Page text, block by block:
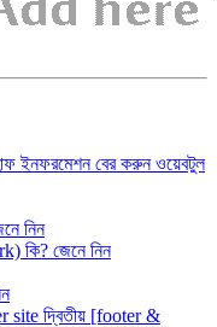
ইনফরমেশন বের করুন ওয়েবটুল
নিন
কি? জেনে নিন
site দ্বিতীয় [footer &